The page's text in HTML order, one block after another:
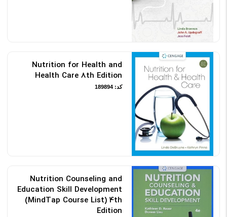
Nutrition for Health and
Health Care 8th Edition
کد: 189894
Nutrition Counseling and
Education Skill Development
(MindTap Course List) 4th
Edition